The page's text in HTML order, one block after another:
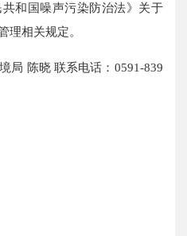
和国噪声污染防治法》关于
理相关规定。
局 陈晓 联系电话：0591-839